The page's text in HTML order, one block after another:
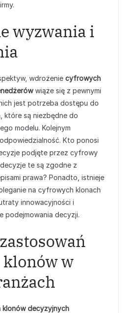
wyzwania i
wdrożenie cyfrowych
wiąże się z pewnymi
jest potrzeba dostępu do
które są niezbędne do
modelu. Kolejnym
Kto ponosi
podjęte przez cyfrowy
te są zgodne z
prawa? Ponadto, istnieje
na cyfrowych klonach
innowacyjności i
podejmowania decyzji.
w
decyzyjnych